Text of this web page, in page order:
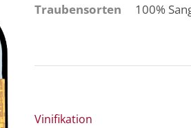
Traubensorten
100%
Vinifikation